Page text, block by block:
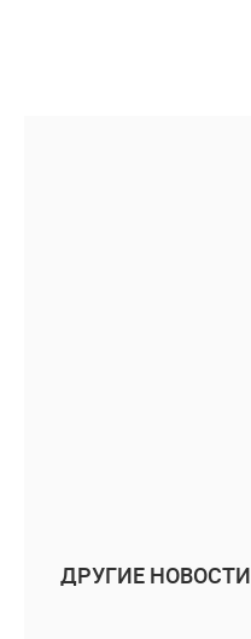
ДРУГИЕ НОВОСТИ